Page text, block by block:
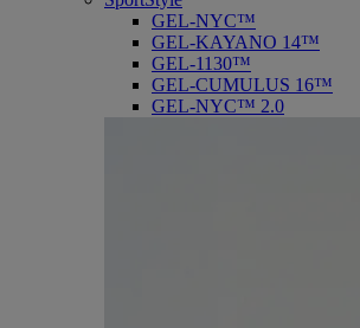
GEL-NYC™
GEL-KAYANO 14™
GEL-1130™
GEL-CUMULUS 16™
GEL-NYC™ 2.0